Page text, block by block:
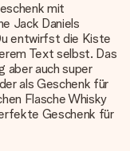
mit
Jack Daniels
entwirfst die Kiste
Text selbst. Das
aber auch super
als Geschenk für
Flasche Whisky
Geschenk für